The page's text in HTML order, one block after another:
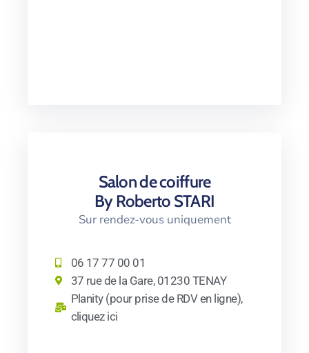
Salon de coiffure
By Roberto STARI
Sur rendez-vous uniquement
06 17 77 00 01
37 rue de la Gare, 01230 TENAY
Planity (pour prise de RDV en ligne),
cliquez ici